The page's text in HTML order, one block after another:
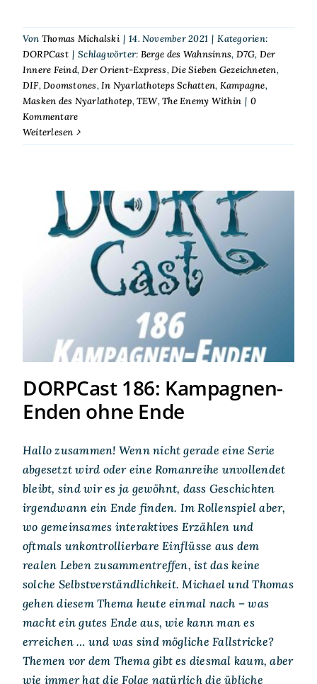
Von Thomas Michalski | 14. November 2021 | Kategorien:
DORPCast | Schlagwörter: Berge des Wahnsinns, D7G, Der
Innere Feind,Der Orient-Express,Die Sieben Gezeichneten,
DIF,Doomstones,In Nyarlathoteps Schatten, Kampagne,
Masken des Nyarlathotep,TEW,The Enemy Within | 0
Kommentare
Weiterlesen
DORPCast 186: Kampagnen-
Enden ohne Ende
DORPCast 186: Kampagnen-
Enden ohne Ende
Hallo zusammen! Wenn nicht gerade eine Serie
abgesetzt wird oder eine Romanreihe unvollendet
bleibt, sind wir es ja gewöhnt, dass Geschichten
irgendwann ein Ende finden. Im Rollenspiel aber,
wo gemeinsames interaktives Erzählen und
oftmals unkontrollierbare Einflüsse aus dem
realen Leben zusammentreffen, ist das keine
solche Selbstverständlichkeit. Michael und Thomas
gehen diesem Thema heute einmal nach – was
macht ein gutes Ende aus, wie kann man es
erreichen … und was sind mögliche Fallstricke?
Themen vor dem Thema gibt es diesmal kaum, aber
wie immer hat die Folge natürlich die übliche